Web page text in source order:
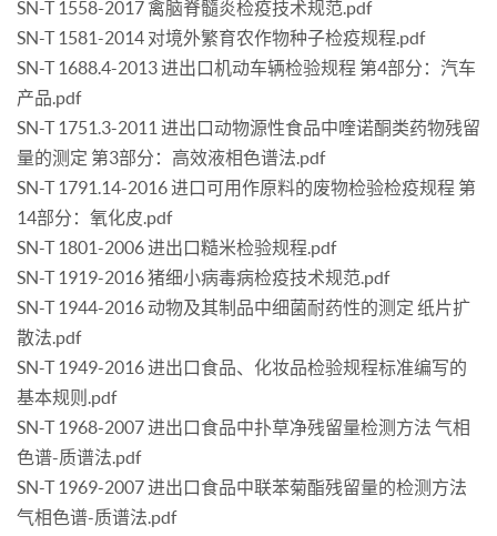
SN-T 1558-2017 禽脑脊髓炎检疫技术规范.pdf
SN-T 1581-2014 对境外繁育农作物种子检疫规程.pdf
SN-T 1688.4-2013 进出口机动车辆检验规程 第4部分：汽车
产品.pdf
SN-T 1751.3-2011 进出口动物源性食品中喹诺酮类药物残留
量的测定 第3部分：高效液相色谱法.pdf
SN-T 1791.14-2016 进口可用作原料的废物检验检疫规程 第
14部分：氧化皮.pdf
SN-T 1801-2006 进出口糙米检验规程.pdf
SN-T 1919-2016 猪细小病毒病检疫技术规范.pdf
SN-T 1944-2016 动物及其制品中细菌耐药性的测定 纸片扩
散法.pdf
SN-T 1949-2016 进出口食品、化妆品检验规程标准编写的
基本规则.pdf
SN-T 1968-2007 进出口食品中扑草净残留量检测方法 气相
色谱-质谱法.pdf
SN-T 1969-2007 进出口食品中联苯菊酯残留量的检测方法
气相色谱-质谱法.pdf